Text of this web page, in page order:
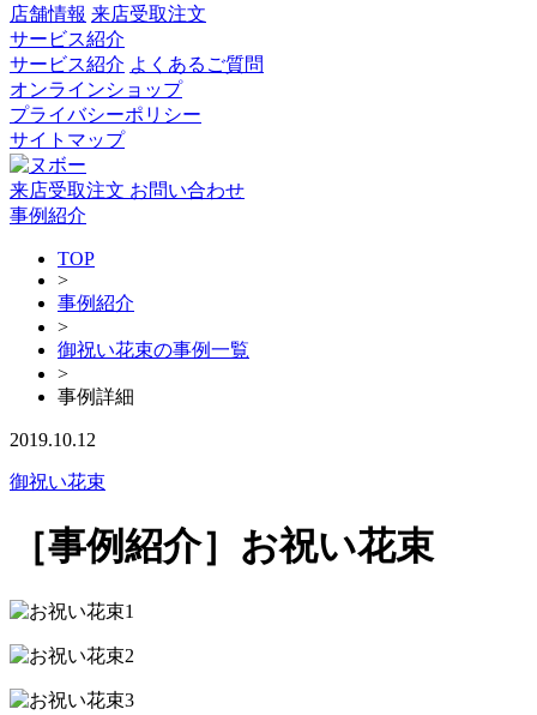
店舗情報 来店受取注文
サービス紹介
サービス紹介 よくあるご質問
オンラインショップ
プライバシーポリシー
サイトマップ
来店受取注文 お問い合わせ
事例紹介
TOP
>
事例紹介
>
御祝い花束の事例一覧
>
事例詳細
2019.10.12
御祝い花束
［事例紹介］お祝い花束